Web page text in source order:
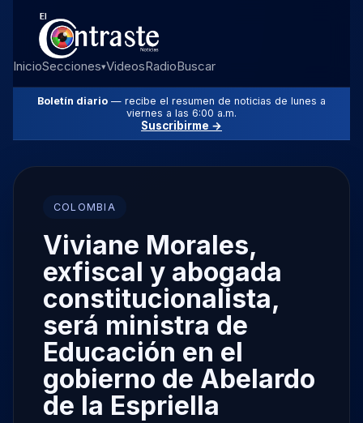
InicioSecciones▾VideosRadioBuscar
Boletín diario — recibe el resumen de noticias de lunes a
viernes a las 6:00 a.m.
Suscribirme →
COLOMBIA
Viviane Morales,
exfiscal y abogada
constitucionalista,
será ministra de
Educación en el
gobierno de Abelardo
de la Espriella